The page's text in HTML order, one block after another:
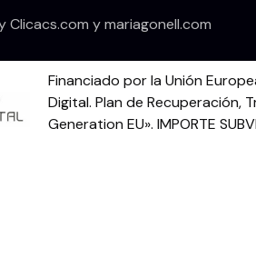
Clicacs.com ymariagonell.com
Financiado por la Unión
Digital. Plan de Recuperación,
Generation EU». IMPORTE